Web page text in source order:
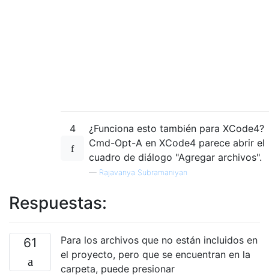
4
¿Funciona esto también para XCode4?
Cmd-Opt-A en XCode4 parece abrir el
cuadro de diálogo "Agregar archivos".
— Rajavanya Subramaniyan
Respuestas:
61
Para los archivos que no están incluidos en
el proyecto, pero que se encuentran en la
carpeta, puede presionar